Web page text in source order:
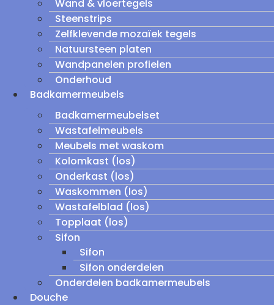
Wand & vloertegels
Steenstrips
Zelfklevende mozaïek tegels
Natuursteen platen
Wandpanelen profielen
Onderhoud
Badkamermeubels
Badkamermeubelset
Wastafelmeubels
Meubels met waskom
Kolomkast (los)
Onderkast (los)
Waskommen (los)
Wastafelblad (los)
Topplaat (los)
Sifon
Sifon
Sifon onderdelen
Onderdelen badkamermeubels
Douche